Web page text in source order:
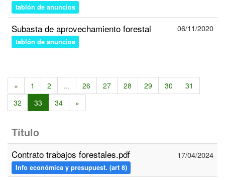
tablón de anuncios
Subasta de aprovechamiento forestal
tablón de anuncios
06/11/2020
« 1 2 ... 26 27 28 29 30
31
32
33 34 »
Título
Contrato trabajos forestales.pdf
Info económica y presupuest. (art 8)
17/04/2024